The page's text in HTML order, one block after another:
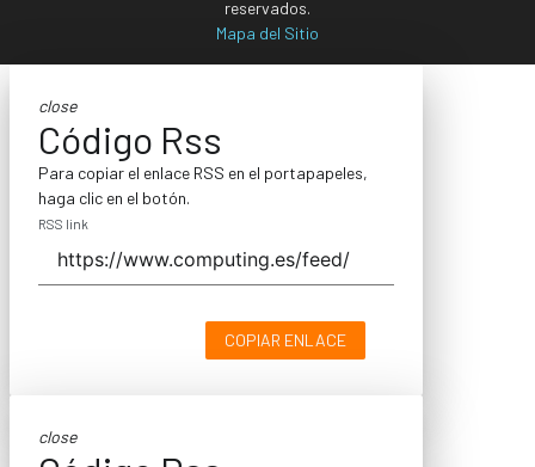
reservados.
Mapa del Sitio
close
Código Rss
Para copiar el enlace RSS en el portapapeles,
haga clic en el botón.
RSS link
COPIAR ENLACE
close